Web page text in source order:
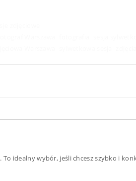
idealny wybór, jeśli chcesz szybko i